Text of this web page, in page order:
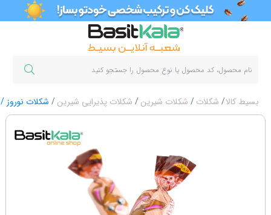
بسیط کالا شکلات شکلات شیرین شکلات پذیرایی شیرین شکلات نوروز